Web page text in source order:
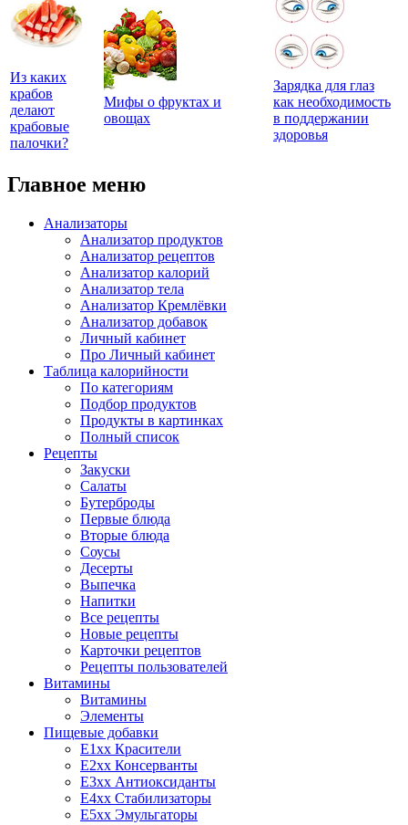
Из каких
крабов
делают
крабовые
палочки?
Мифы о фруктах и
овощах
Зарядка для глаз
как необходимость
в поддержании
здоровья
Главное меню
Анализаторы
Анализатор продуктов
Анализатор рецептов
Анализатор калорий
Анализатор тела
Анализатор Кремлёвки
Анализатор добавок
Личный кабинет
Про Личный кабинет
Таблица калорийности
По категориям
Подбор продуктов
Продукты в картинках
Полный список
Рецепты
Закуски
Салаты
Бутерброды
Первые блюда
Вторые блюда
Соусы
Десерты
Выпечка
Напитки
Все рецепты
Новые рецепты
Карточки рецептов
Рецепты пользователей
Витамины
Витамины
Элементы
Пищевые добавки
E1xx Красители
E2xx Консерванты
E3xx Антиоксиданты
E4xx Стабилизаторы
E5xx Эмульгаторы